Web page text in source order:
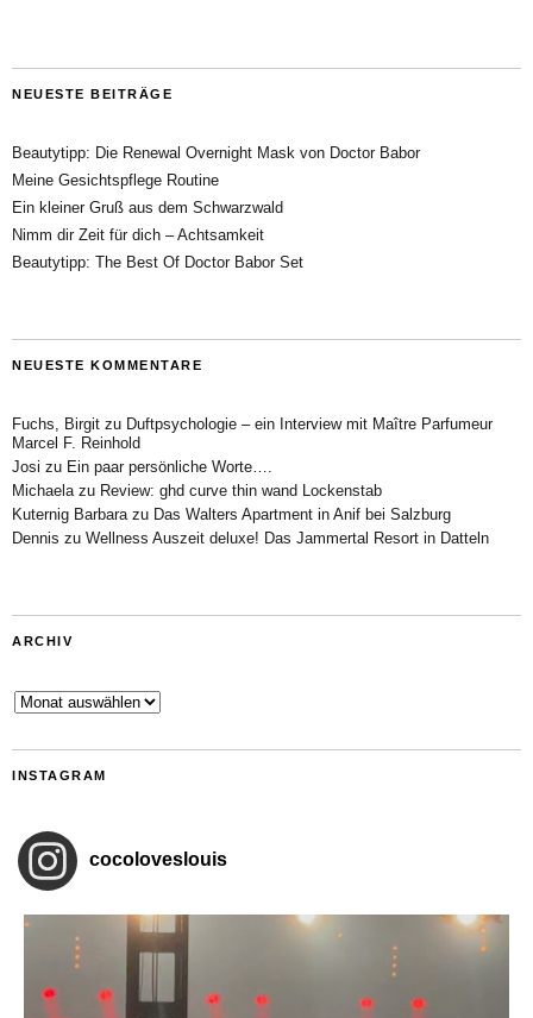
NEUESTE BEITRÄGE
Beautytipp: Die Renewal Overnight Mask von Doctor Babor
Meine Gesichtspflege Routine
Ein kleiner Gruß aus dem Schwarzwald
Nimm dir Zeit für dich – Achtsamkeit
Beautytipp: The Best Of Doctor Babor Set
NEUESTE KOMMENTARE
Fuchs, Birgit zu Duftpsychologie – ein Interview mit Maître Parfumeur
Marcel F. Reinhold
Josi zu Ein paar persönliche Worte….
Michaela zu Review: ghd curve thin wand Lockenstab
Kuternig Barbara zu Das Walters Apartment in Anif bei Salzburg
Dennis zu Wellness Auszeit deluxe! Das Jammertal Resort in Datteln
ARCHIV
Archiv
INSTAGRAM
cocoloveslouis